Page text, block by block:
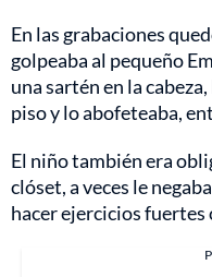
En las grabaciones
golpeaba al pequeño
una sartén en la
piso y lo abofeteaba,
El niño también era
clóset, a veces le
hacer ejercicios fuertes